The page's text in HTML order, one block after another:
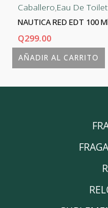
AÑADIR AL CARRITO
Caballero Eau De
NAUTICA RED EDT 100 Ml
Q299.00